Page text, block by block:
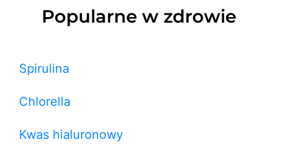
Popularne w zdrowie
Spirulina
Chlorella
Kwas hialuronowy